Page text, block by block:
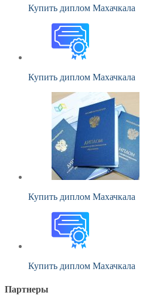
Купить диплом Махачкала
Купить диплом Махачкала
Купить диплом Махачкала
Купить диплом Махачкала
Партнеры